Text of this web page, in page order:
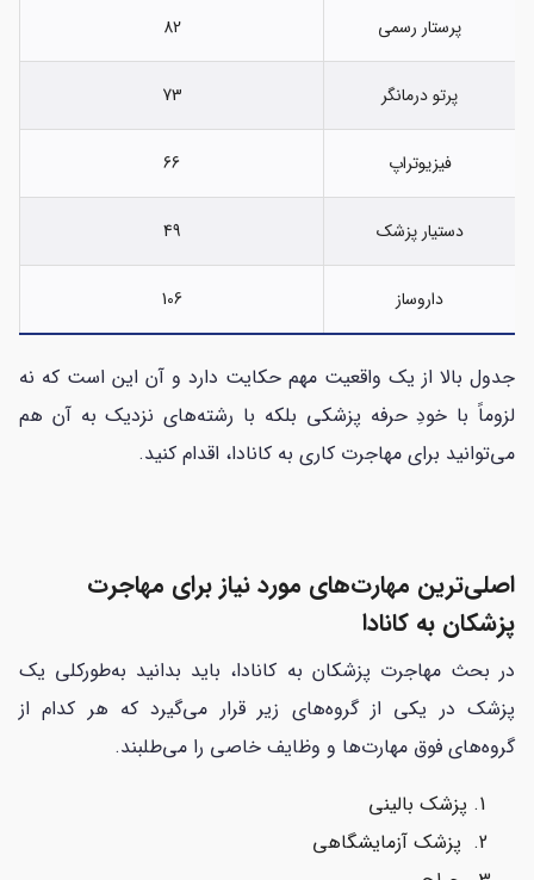
پرستار رسمی 82
پرتو درمانگر 73
فیزیوتراپ 66
دستیار پزشک 49
داروساز 106
جدول بالا از یک واقعیت مهم حکایت دارد و آن این است که نه
لزوماً با خودِ حرفه پزشکی بلکه با رشته‌های نزدیک به آن هم
می‌توانید برای مهاجرت کاری به کانادا، اقدام کنید.
اصلی‌ترین مهارت‌های مورد نیاز برای مهاجرت
پزشکان به کانادا
در بحث مهاجرت پزشکان به کانادا، باید بدانید به‌طورکلی یک
پزشک در یکی از گروه‌های زیر قرار می‌گیرد که هر کدام از
گروه‌های فوق مهارت‌ها و وظایف خاصی را می‌طلبند.
پزشک بالینی
پزشک آزمایشگاهی